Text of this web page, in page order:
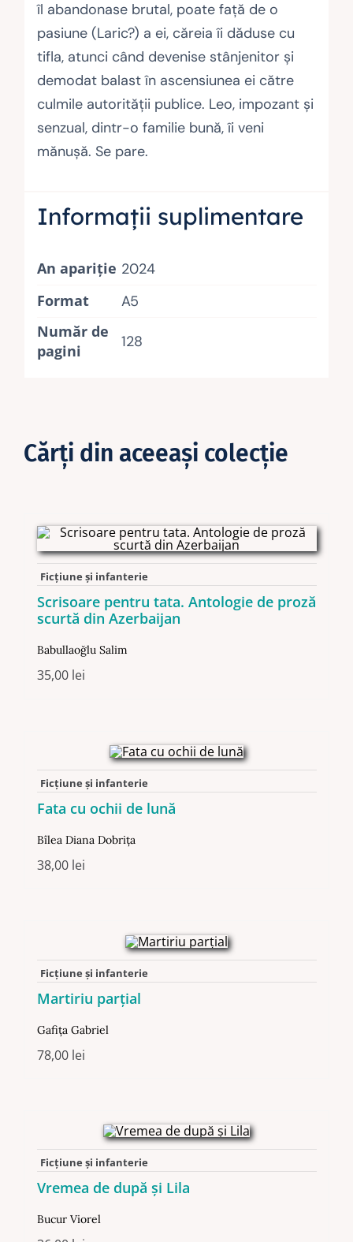
îl abandonase brutal, poate faţă de o
pasiune (Laric?) a ei, căreia îi dăduse cu
tifla, atunci când devenise stânjenitor şi
demodat balast în ascensiunea ei către
culmile autorităţii publice. Leo, impozant şi
senzual, dintr-o familie bună, îi veni
mănuşă. Se pare.
Informații suplimentare
An apariție 2024
Format
A5
Număr de
pagini
128
Cărţi din aceeaşi colecţie
Ficţiune şi infanterie
Scrisoare pentru tata. Antologie de proză
scurtă din Azerbaijan
Babullaoğlu Salim
35,00 lei
Ficţiune şi infanterie
Fata cu ochii de lună
Bîlea Diana Dobriţa
38,00 lei
Ficţiune şi infanterie
Martiriu parțial
Gafița Gabriel
78,00 lei
Ficţiune şi infanterie
Vremea de după şi Lila
Bucur Viorel